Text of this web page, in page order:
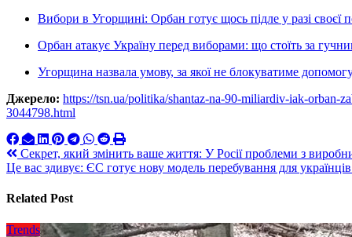
Вибори в Угорщині: Орбан готує щось підле у разі своєї
Орбан атакує Україну перед виборами: що стоїть за
Угорщина назвала умову, за якої не блокуватиме
Джерело: https://tsn.ua/politika/shantaz-na-90-miliardiv-iak-orban-
3044798.html
Навигация
по
записям
Секрет, який змінить ваше життя: У Росії проблеми з
Це вас здивує: ЄС готує нову модель перебування для
Related Post
Trends